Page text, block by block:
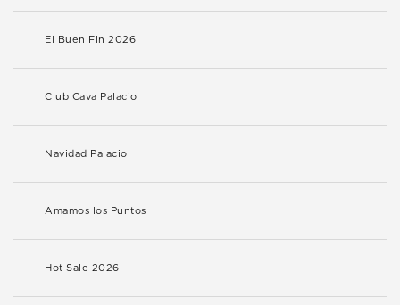
El Buen Fin 2026
Club Cava Palacio
Navidad Palacio
Amamos los Puntos
Hot Sale 2026